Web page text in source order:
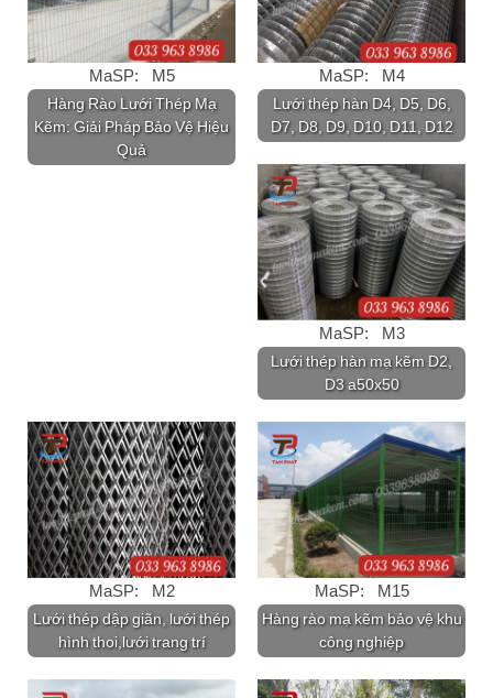
MaSP: M5
Hàng Rào Lưới Thép Mạ
Kẽm: Giải Pháp Bảo Vệ Hiệu
Quả
MaSP: M4
Lưới thép hàn D4, D5, D6,
D7, D8, D9, D10, D11, D12
MaSP: M3
Lưới thép hàn mạ kẽm D2,
D3 a50x50
MaSP: M2
Lưới thép dập giãn, lưới thép
hình thoi,lưới trang trí
MaSP: M15
Hàng rào mạ kẽm bảo vệ khu
công nghiệp